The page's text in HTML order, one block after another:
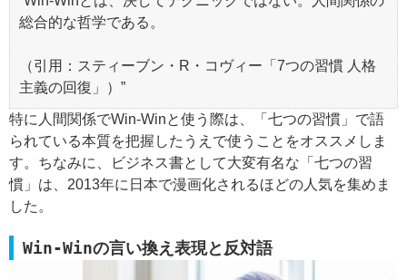
総合的な哲学である。
（引用：スティーブン・R・コヴィー「7つの習慣 人格
主義の回復」）”
特に人間関係でWin-Winと使う際は、「七つの習慣」で語
られている本質を把握したうえで使うことをオススメしま
す。ちなみに、ビジネス書として大変有名な「七つの習
慣」は、2013年に日本で漫画化されるほどの人気を集めま
した。
Win-Winの言い換え表現と反対語